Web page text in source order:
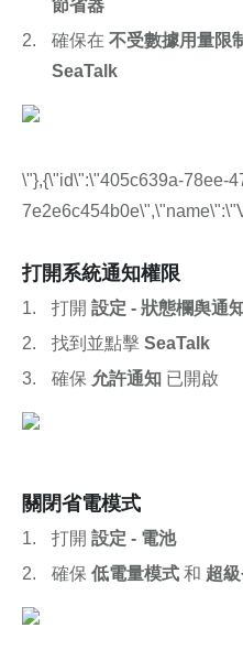
節省器
確保在 不受數據用量限
SeaTalk
\"},{\"id\":\"405c639a-78ee-
打開系統通知權限
打開 設定 - 狀態欄舆通
找到並點擊 SeaTalk
確保 允許通知 已開啟
關閉省電模式
打開 設定 - 電池
確保 低電量模式 和 超